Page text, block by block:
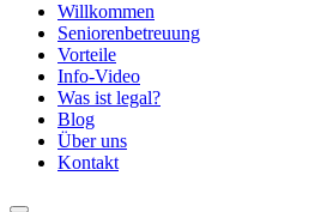
Willkommen
Seniorenbetreuung
Vorteile
Info-Video
Was ist legal?
Blog
Über uns
Kontakt